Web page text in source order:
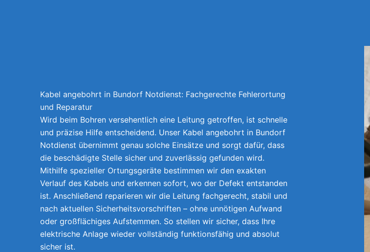
Kabel angebohrt in Bundorf Notdienst: Fachgerechte Fehlerortung
und Reparatur
Wird beim Bohren versehentlich eine Leitung getroffen, ist schnelle
und präzise Hilfe entscheidend. Unser Kabel angebohrt in Bundorf
Notdienst übernimmt genau solche Einsätze und sorgt dafür, dass
die beschädigte Stelle sicher und zuverlässig gefunden wird.
Mithilfe spezieller Ortungsgeräte bestimmen wir den exakten
Verlauf des Kabels und erkennen sofort, wo der Defekt entstanden
ist. Anschließend reparieren wir die Leitung fachgerecht, stabil und
nach aktuellen Sicherheitsvorschriften – ohne unnötigen Aufwand
oder großflächiges Aufstemmen. So stellen wir sicher, dass Ihre
elektrische Anlage wieder vollständig funktionsfähig und absolut
sicher ist.